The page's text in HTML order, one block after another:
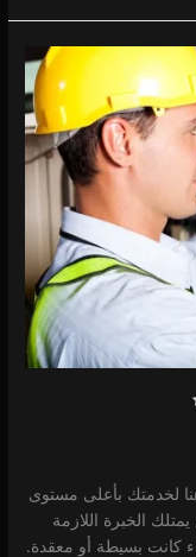
لخدمتك بأعلى مستوى
الخبرة اللازمة
كانت بسيطة أو معقدة.